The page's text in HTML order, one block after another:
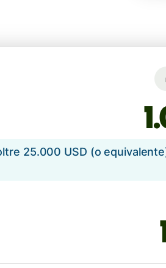
25.000 USD (o